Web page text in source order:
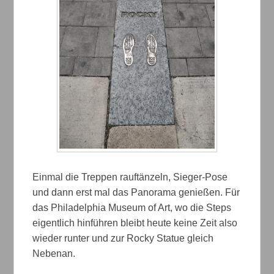
Einmal die Treppen rauftänzeln, Sieger-Pose
und dann erst mal das Panorama genießen. Für
das Philadelphia Museum of Art, wo die Steps
eigentlich hinführen bleibt heute keine Zeit also
wieder runter und zur Rocky Statue gleich
Nebenan.